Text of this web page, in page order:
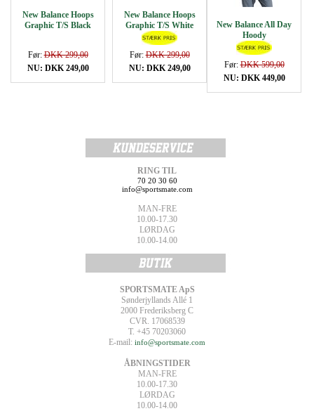
New Balance Hoops
Graphic T/S Black
Før:DKK 299,00
NU: DKK 249,00
New Balance Hoops
Graphic T/S White
Før:DKK 299,00
NU: DKK 249,00
New Balance All Day
Hoody
Før:DKK 599,00
NU: DKK 449,00
RING TIL
70 20 30 60
info@sportsmate.com
MAN-FRE
10.00-17.30
LØRDAG
10.00-14.00
SPORTSMATE ApS
Sønderjyllands Allé 1
2000 Frederiksberg C
CVR. 17068539
T. +45 70203060
E-mail: info@sportsmate.com
ÅBNINGSTIDER
MAN-FRE
10.00-17.30
LØRDAG
10.00-14.00